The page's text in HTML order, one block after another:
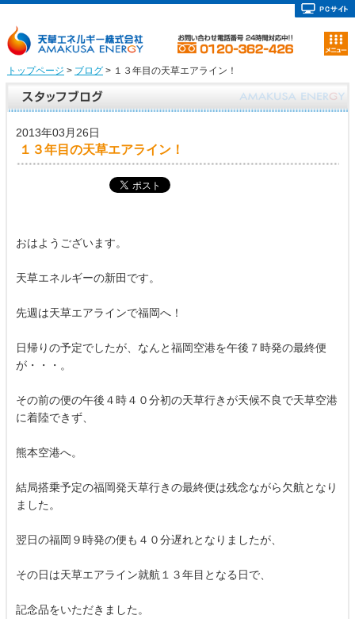
トップページ > ブログ> １３年目の天草エアライン！
2013年03月26日
１３年目の天草エアライン！
おはようございます。
天草エネルギーの新田です。
先週は天草エアラインで福岡へ！
日帰りの予定でしたが、なんと福岡空港を午後７時発の最終便
が・・・。
その前の便の午後４時４０分初の天草行きが天候不良で天草空港
に着陸できず、
熊本空港へ。
結局搭乗予定の福岡発天草行きの最終便は残念ながら欠航となり
ました。
翌日の福岡９時発の便も４０分遅れとなりましたが、
その日は天草エアライン就航１３年目となる日で、
記念品をいただきました。